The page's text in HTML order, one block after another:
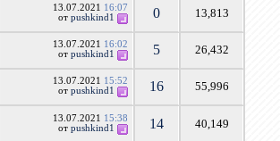
13.07.2021 16:07
отpushkind1 0 13,813
13.07.2021 16:02
отpushkind1 5 26,432
13.07.2021 15:52
отpushkind1 16 55,996
13.07.2021 15:38
отpushkind1 14 40,149